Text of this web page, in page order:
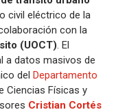
civil eléctrico de la
con la
(UOCT). El
a datos masivos de
del Departamento
Ciencias Físicas y
Cristian Cortés